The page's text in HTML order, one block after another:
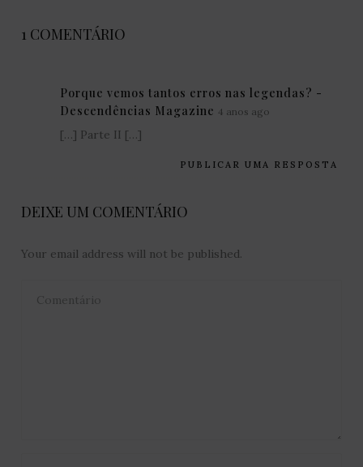
1 COMENTÁRIO
Porque vemos tantos erros nas legendas? -
Descendências Magazine 4 anos ago
PUBLICAR UMA RESPOSTA
[…] Parte II […]
DEIXE UM COMENTÁRIO
Your email address will not be published.